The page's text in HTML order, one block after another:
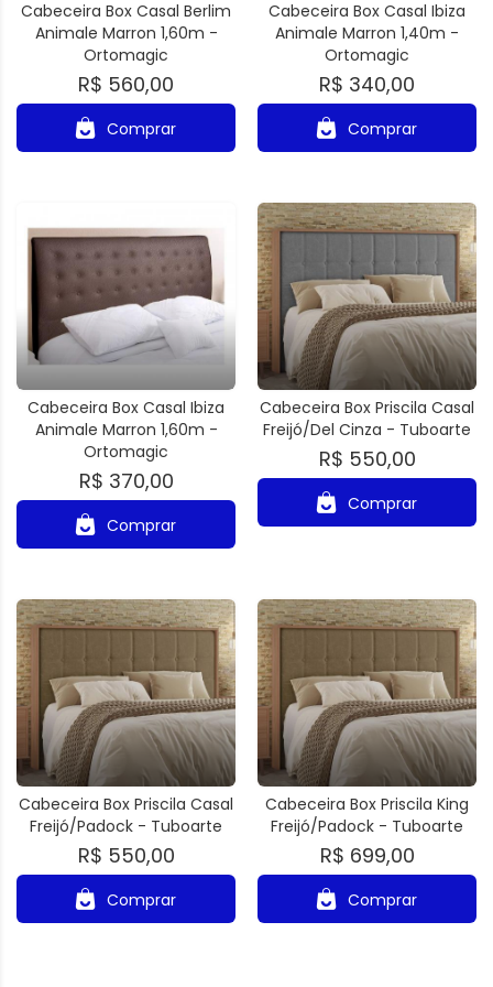
Cabeceira Box Casal Berlim
Animale Marron 1,60m -
Ortomagic
R$ 560,00
Comprar
Cabeceira Box Casal Ibiza
Animale Marron 1,40m -
Ortomagic
R$ 340,00
Comprar
Cabeceira Box Casal Ibiza
Animale Marron 1,60m -
Ortomagic
R$ 370,00
Comprar
Cabeceira Box Priscila Casal
Freijó/Del Cinza - Tuboarte
R$ 550,00
Comprar
Cabeceira Box Priscila Casal
Freijó/Padock - Tuboarte
R$ 550,00
Comprar
Cabeceira Box Priscila King
Freijó/Padock - Tuboarte
R$ 699,00
Comprar